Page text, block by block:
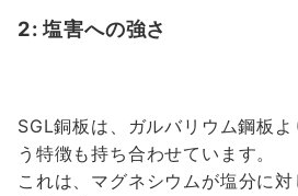
2: 塩害への強さ
SGL銅板は、ガルバリウム鋼板
う特徴も持ち合わせています。
これは、マグネシウムが塩分に